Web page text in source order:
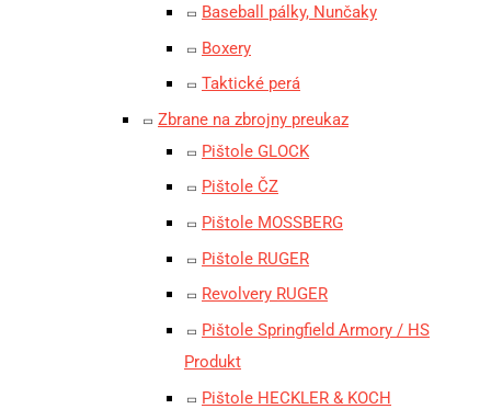
Baseball pálky, Nunčaky
Boxery
Taktické perá
Zbrane na zbrojny preukaz
Pištole GLOCK
Pištole ČZ
Pištole MOSSBERG
Pištole RUGER
Revolvery RUGER
Pištole Springfield Armory / HS
Produkt
Pištole HECKLER & KOCH